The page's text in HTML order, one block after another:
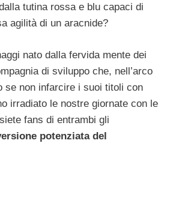
tutina rossa e blu capaci di
agilità di un aracnide?
nato dalla fervida mente dei
di sviluppo che, nell’arco
se non infarcire i suoi titoli con
irradiato le nostre giornate con le
fans di entrambi gli
potenziata del